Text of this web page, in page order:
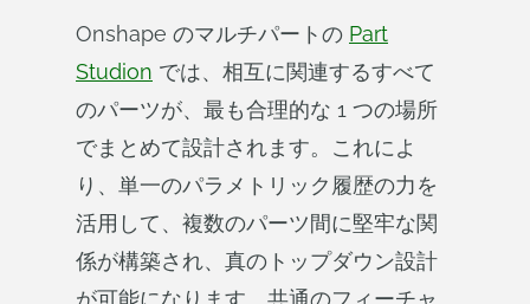
Onshape のマルチパートの Part
Studion では、相互に関連するすべて
のパーツが、最も合理的な 1 つの場所
でまとめて設計されます。これによ
り、単一のパラメトリック履歴の力を
活用して、複数のパーツ間に堅牢な関
係が構築され、真のトップダウン設計
が可能になります。共通のフィーチャ